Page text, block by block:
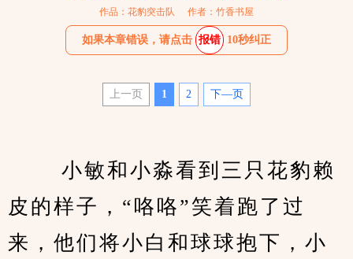
作品：花豹突击队 作者：竹香书屋
如果本章错误，请点击 报错 10秒纠正
上一页 1 2 下—页
皮的样子，“咯咯”笑着跑了过
来，他们将小白和球球抱下，小